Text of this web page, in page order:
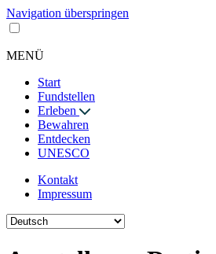
Navigation überspringen
MENÜ
Start
Fundstellen
Erleben
Bewahren
Entdecken
UNESCO
Kontakt
Impressum